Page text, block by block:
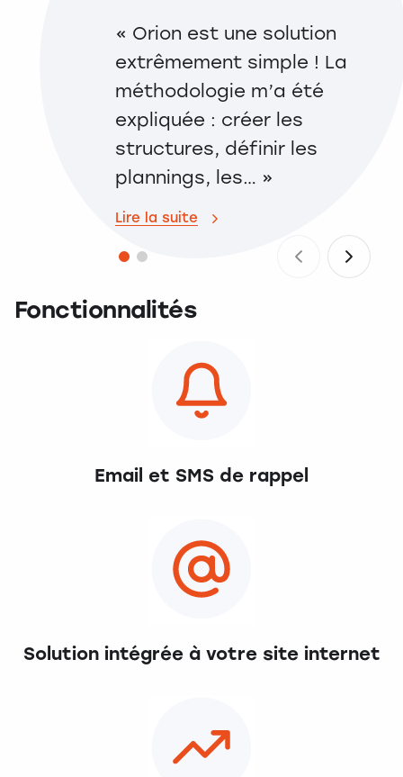
« Orion est une solution
extrêmement simple ! La
méthodologie m’a été
expliquée : créer les
structures, définir les
plannings, les… »
Lire la suite
Fonctionnalités
Email et SMS de rappel
Solution intégrée à votre site internet